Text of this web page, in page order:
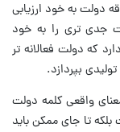
دولت به خود ارزیابی
جدی تری را به خود
که دولت فعالانه تر
بپردازد.
واقعی کلمه دولت
تا جای ممکن باید